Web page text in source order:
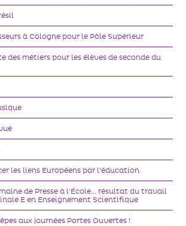
à Cologne pour le Pôle Supérieur
des métiers pour les élèves de seconde du
les liens Européens par l’éducation
de Presse à l'École... résultat du travail
E en Enseignement Scientifique
aux journées Portes Ouvertes !